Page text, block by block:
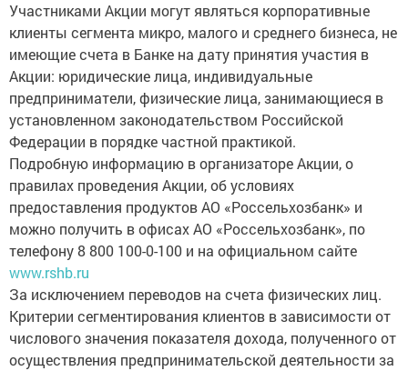
Участниками Акции могут являться корпоративные
клиенты сегмента микро, малого и среднего бизнеса, не
имеющие счета в Банке на дату принятия участия в
Акции: юридические лица, индивидуальные
предприниматели, физические лица, занимающиеся в
установленном законодательством Российской
Федерации в порядке частной практикой.
Подробную информацию в организаторе Акции, о
правилах проведения Акции, об условиях
предоставления продуктов АО «Россельхозбанк» и
можно получить в офисах АО «Россельхозбанк», по
телефону 8 800 100-0-100 и на официальном сайте
www.rshb.ru
За исключением переводов на счета физических лиц.
Критерии сегментирования клиентов в зависимости от
числового значения показателя дохода, полученного от
осуществления предпринимательской деятельности за